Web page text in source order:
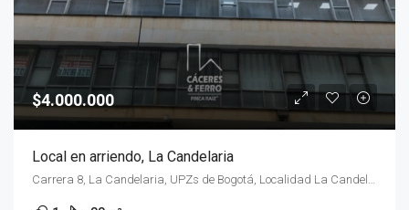
$4.000.000
Local en arriendo, La Candelaria